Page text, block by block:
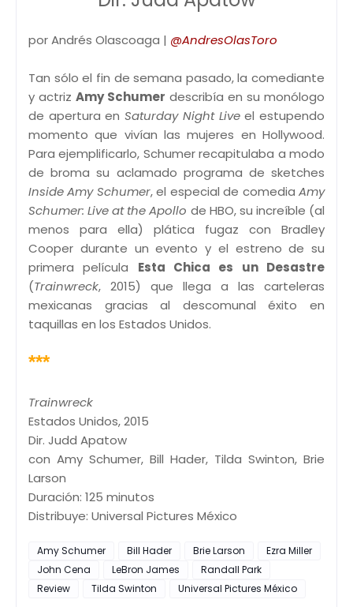
por Andrés Olascoaga | @AndresOlasToro
Tan sólo el fin de semana pasado, la comediante
y actriz Amy Schumer describía en su monólogo
de apertura enSaturday Night Liveel estupendo
momento que vivían las mujeres en Hollywood.
Para ejemplificarlo, Schumer recapitulaba a modo
de broma su aclamado programa de sketches
Inside Amy Schumer, el especial de comediaAmy
Schumer: Live at the Apollo de HBO, su increíble (al
menos para ella) plática fugaz con Bradley
Cooper durante un evento y el estreno de su
primera película Esta Chica es un Desastre
(Trainwreck, 2015) que llega a las carteleras
mexicanas gracias al descomunal éxito en
taquillas en los Estados Unidos.
***
Trainwreck
Estados Unidos, 2015
Dir. Judd Apatow
con Amy Schumer, Bill Hader, Tilda Swinton, Brie
Larson
Duración: 125 minutos
Distribuye: Universal Pictures México
Amy Schumer Bill Hader Brie Larson
Ezra Miller
John Cena
LeBron James
Randall Park
Review
Tilda Swinton Universal Pictures México